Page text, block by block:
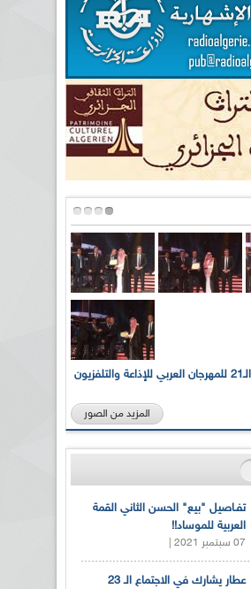
بالصور... الدورة الـ21 للمهرجان العربي للإذاعة والتلفزيون
المزيد من الصور
تفـاصيل "بيع" الحسن الثاني القمة
العربية للموساد!!
07 سبتمبر 2021 |
عطار يشارك في الاجتماع الـ 23